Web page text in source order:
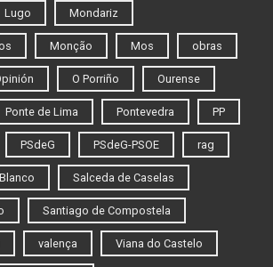
Lugo Mondariz
Monção Mos obras
O Porriño Ourense
Ponte de Lima Pontevedra PP
PSdeG PSdeG-PSOE rag
Salceda de Caselas
Santiago de Compostela
valença Viana do Castelo